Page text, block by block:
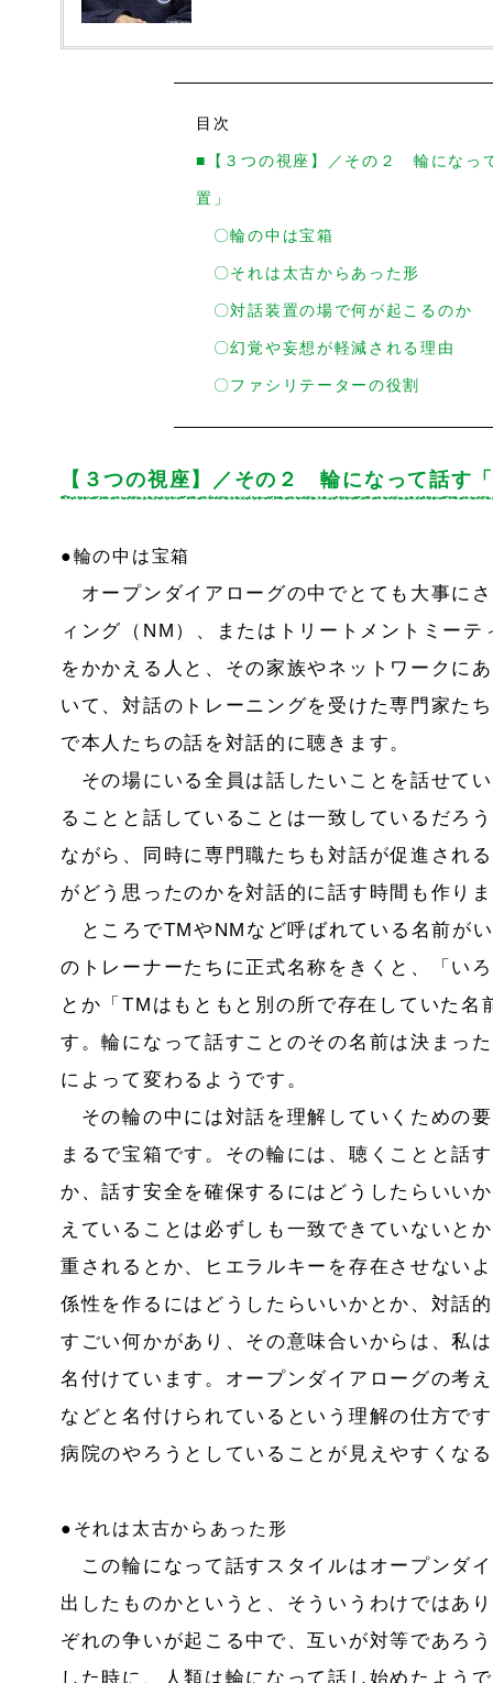
目次
■【３つの視座】／その２ 輪になっ
置」
〇輪の中は宝箱
〇それは太古からあった形
〇対話装置の場で何が起こるのか
〇幻覚や妄想が軽減される理由
〇ファシリテーターの役割
【３つの視座】／その２ 輪になって話す
●輪の中は宝箱
オープンダイアローグの中でとても大事に
ィング（NM）、またはトリートメントミー
をかかえる人と、その家族やネットワークに
いて、対話のトレーニングを受けた専門家た
で本人たちの話を対話的に聴きます。
その場にいる全員は話したいことを話せて
ることと話していることは一致しているだろ
ながら、同時に専門職たちも対話が促進され
がどう思ったのかを対話的に話す時間も作り
ところでTMやNMなど呼ばれている名前が
のトレーナーたちに正式名称をきくと、「い
とか「TMはもともと別の所で存在していた名
す。輪になって話すことのその名前は決まっ
によって変わるようです。
その輪の中には対話を理解していくための
まるで宝箱です。その輪には、聴くことと話
か、話す安全を確保するにはどうしたらいい
えていることは必ずしも一致できていないと
重されるとか、ヒエラルキーを存在させない
係性を作るにはどうしたらいいかとか、対話
すごい何かがあり、その意味合いからは、私
名付けています。オープンダイアローグの考
などと名付けられているという理解の仕方で
病院のやろうとしていることが見えやすくな
●それは太古からあった形
この輪になって話すスタイルはオープンダ
出したものかというと、そういうわけではあ
ぞれの争いが起こる中で、互いが対等であろ
した時に、人類は輪になって話し始めたよう